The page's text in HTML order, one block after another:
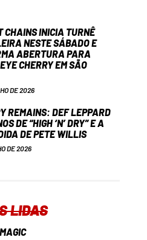
CHAINS INICIA TURNÊ
NESTE SÁBADO E
ABERTURA PARA
CHERRY EM SÃO
DE 2026
REMAINS: DEF LEPPARD
DE “HIGH ‘N’ DRY” E A
DE PETE WILLIS
DE 2026
LIDAS